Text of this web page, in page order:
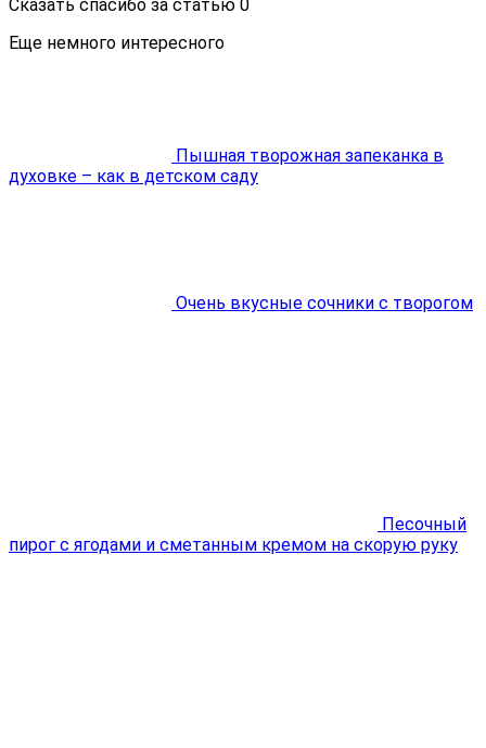
Сказать спасибо за статью 0
Еще немного интересного
Пышная творожная запеканка в
духовке – как в детском саду
Очень вкусные сочники с творогом
Песочный
пирог с ягодами и сметанным кремом на скорую руку